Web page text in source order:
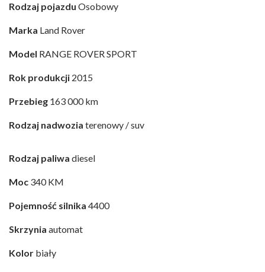
Rodzaj pojazdu Osobowy
Marka Land Rover
Model RANGE ROVER SPORT
Rok produkcji 2015
Przebieg 163 000 km
Rodzaj nadwozia terenowy / suv
Rodzaj paliwa diesel
Moc 340 KM
Pojemność silnika 4400
Skrzynia automat
Kolor biały